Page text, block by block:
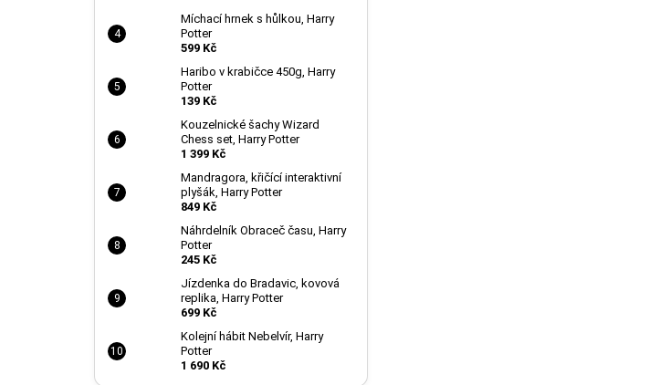
Míchací hrnek s hůlkou, Harry
Potter
599 Kč
Haribo v krabičce 450g, Harry
Potter
139 Kč
Kouzelnické šachy Wizard
Chess set, Harry Potter
1 399 Kč
Mandragora, křičící interaktivní
plyšák, Harry Potter
849 Kč
Náhrdelník Obraceč času, Harry
Potter
245 Kč
Jízdenka do Bradavic, kovová
replika, Harry Potter
699 Kč
Kolejní hábit Nebelvír, Harry
Potter
1 690 Kč